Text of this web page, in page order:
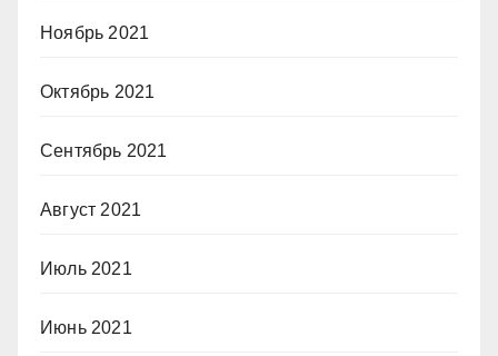
Ноябрь 2021
Октябрь 2021
Сентябрь 2021
Август 2021
Июль 2021
Июнь 2021